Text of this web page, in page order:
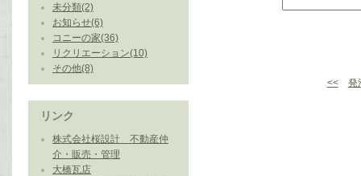
未分類(2)
お知らせ(6)
コニーの家(36)
リクリエーション(10)
その他(8)
リンク
株式会社桜設計 不動産仲
介・販売・管理
大橋瓦店
<< 発